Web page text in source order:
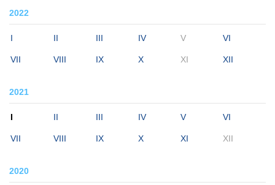
2022
I II III IV V VI
VII VIII IX X XI XII
2021
I II III IV V VI
VII VIII IX X XI XII
2020